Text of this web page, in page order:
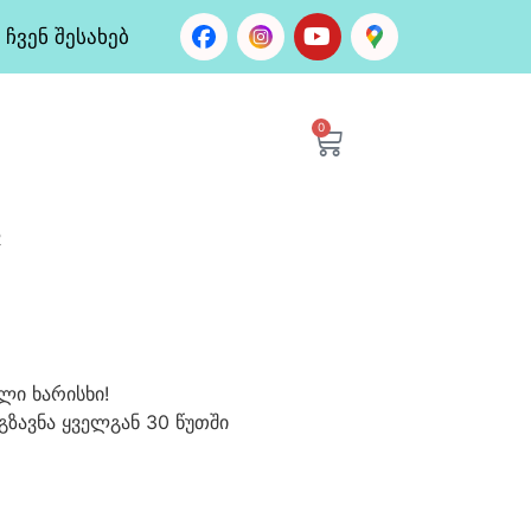
ჩვენ შესახებ
0
ხარისხი!
ყველგან 30 წუთში